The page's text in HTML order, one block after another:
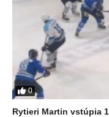
0
Rytieri Martin vstúpia